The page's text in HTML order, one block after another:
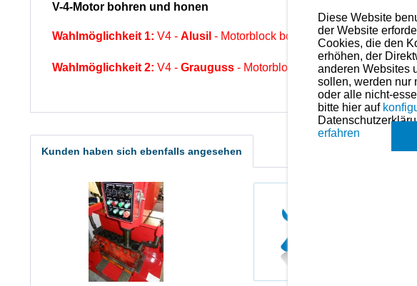
V-4-Motor bohren und honen
Wahlmöglichkeit 1: V4 - Alusil - Motorblock bohren und honen
Wahlmöglichkeit 2: V4 - Grauguss - Motorblock bohren und honen
Kunden haben sich ebenfalls angesehen
Diese Website
der Website
Cookies, die den
erhöhen, der
anderen Websites
sollen, werden nur
oder alle nicht-
bitte hier auf
erfahren